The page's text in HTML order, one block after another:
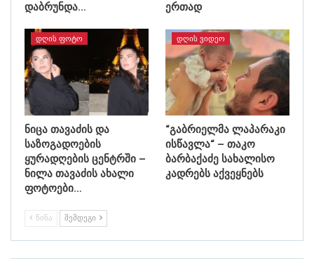
დაბრუნდა…
ერთად
ᲓᲦᲘᲡ ᲤᲝᲢᲝ
ნიცა თავაძის და
საზოგადოების
ყურადღების ცენტრში –
ნილა თავაძის ახალი
ფოტოები…
ᲓᲦᲘᲡ ᲕᲘᲓᲔᲝ
“გაბრიელმა ლაპარაკი
ისწავლა“ – თაკო
ბარბაქაძე სახალისო
კადრებს აქვეყნებს
ᲬᲘᲜᲐ ᲨᲔᲛᲓᲔᲒᲘ